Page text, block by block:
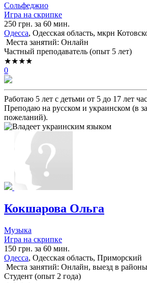
Сольфеджио
Игра на скрипке
250 грн. за 60 мин.
Одесса, Одесская область, мкрн
Места занятий: Онлайн
Частный преподаватель (опыт 5 лет)
★★★★
0
Работаю 5 лет с детьми от 5 до 17 лет
Преподаю на русском и украинском (в
пожеланий).
Кокшарова Ольга
Музыка
Игра на скрипке
150 грн. за 60 мин.
Одесса, Одесская область, Приморский
Места занятий: Онлайн, выезд в районы
Cтудент (опыт 2 года)